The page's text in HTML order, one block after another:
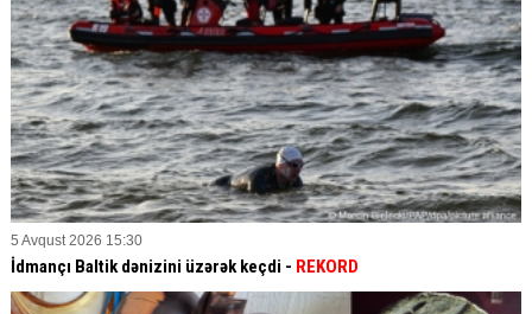
5 Avqust 2026 15:30
İdmançı Baltik dənizini üzərək keçdi - REKORD